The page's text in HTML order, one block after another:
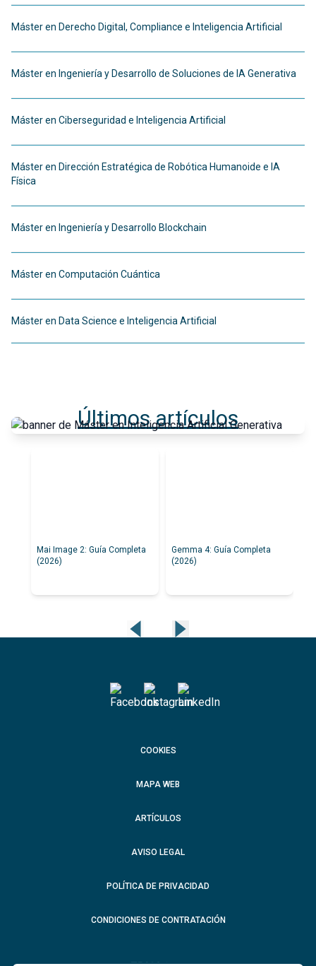
Máster en Derecho Digital, Compliance e Inteligencia Artificial
Máster en Ingeniería y Desarrollo de Soluciones de IA Generativa
Máster en Ciberseguridad e Inteligencia Artificial
Máster en Dirección Estratégica de Robótica Humanoide e IA
Física
Máster en Ingeniería y Desarrollo Blockchain
Máster en Computación Cuántica
Máster en Data Science e Inteligencia Artificial
Últimos artículos
Mai Image 2: Guía Completa
(2026)
Gemma 4: Guía Completa
(2026)
COOKIES
MAPA WEB
ARTÍCULOS
AVISO LEGAL
POLÍTICA DE PRIVACIDAD
CONDICIONES DE CONTRATACIÓN